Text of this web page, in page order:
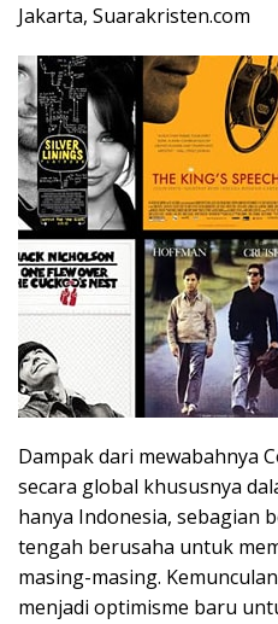
Jakarta, Suarakristen.com
Dampak dari mewabahnya
secara global khususnya
hanya Indonesia, sebagian
tengah berusaha untuk
masing-masing.
menjadi optimisme baru